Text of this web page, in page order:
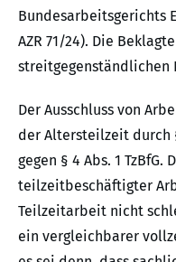
Bundesarbeitsgerichts
AZR 71/24). Die
streitgegenständlichen
Der Ausschluss von
der Altersteilzeit durch
gegen § 4 Abs. 1 TzBfG.
teilzeitbeschäftigter
Teilzeitarbeit nicht
ein vergleichbarer